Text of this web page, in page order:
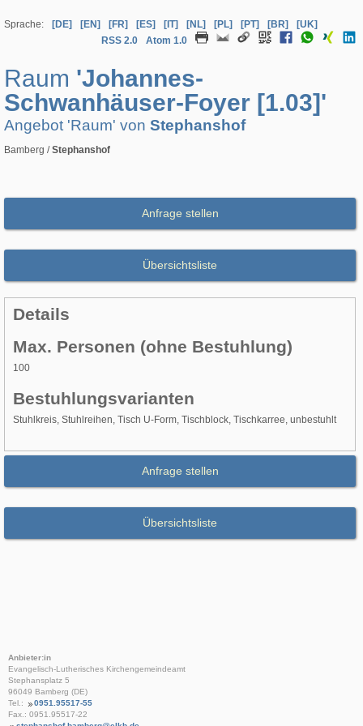
Sprache: [DE] [EN] [FR] [ES] [IT] [NL] [PL] [PT] [BR]
[UK]
RSS 2.0
Atom 1.0
Raum 'Johannes-
Schwanhäuser-Foyer [1.03]'
Angebot 'Raum' von Stephanshof
Bamberg /Stephanshof
Anfrage stellen
Übersichtsliste
Details
Max. Personen (ohne Bestuhlung)
100
Bestuhlungsvarianten
Stuhlkreis, Stuhlreihen, Tisch U-Form, Tischblock, Tischkarree, unbestuhlt
Anfrage stellen
Übersichtsliste
Anbieter:in
Evangelisch-Lutherisches Kirchengemeindeamt
Stephansplatz 5
96049 Bamberg (DE)
Tel.:
0951.95517-55
Fax.: 0951.95517-22